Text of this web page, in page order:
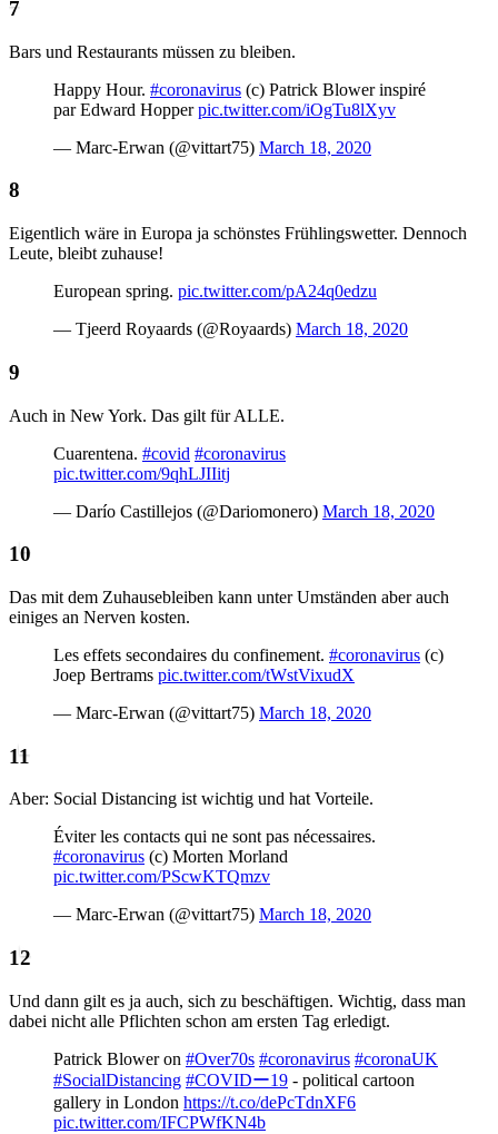
Bars und Restaurants müssen zu bleiben.
Happy Hour. #coronavirus (c) Patrick Blower inspiré
par Edward Hopperpic.twitter.com/iOgTu8lXyv
— Marc-Erwan (@vittart75) March 18, 2020
Eigentlich wäre in Europa ja schönstes Frühlingswetter. Dennoch
Leute, bleibt zuhause!
European spring. pic.twitter.com/pA24q0edzu
— Tjeerd Royaards (@Royaards) March 18, 2020
Auch in New York. Das gilt für ALLE.
Cuarentena. #covid #coronavirus
pic.twitter.com/9qhLJIIitj
— Darío Castillejos (@Dariomonero) March 18, 2020
Das mit dem Zuhausebleiben kann unter Umständen aber auch
einiges an Nerven kosten.
Les effets secondaires du confinement. #coronavirus (c)
Joep Bertrams pic.twitter.com/tWstVixudX
— Marc-Erwan (@vittart75) March 18, 2020
Aber: Social Distancing ist wichtig und hat Vorteile.
Éviter les contacts qui ne sont pas nécessaires.
#coronavirus (c) Morten Morland
pic.twitter.com/PScwKTQmzv
— Marc-Erwan (@vittart75) March 18, 2020
Und dann gilt es ja auch, sich zu beschäftigen. Wichtig, dass man
dabei nicht alle Pflichten schon am ersten Tag erledigt.
Patrick Blower on #Over70s #coronavirus #coronaUK
#SocialDistancing #COVIDー19 - political cartoon
gallery in London https://t.co/dePcTdnXF6
pic.twitter.com/IFCPWfKN4b